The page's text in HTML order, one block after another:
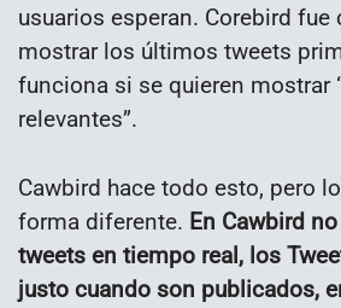
usuarios esperan. Corebird fue
mostrar los últimos tweets
funciona si se quieren mostrar
relevantes”.
Cawbird hace todo esto, pero
forma diferente. En Cawbird
tweets en tiempo real, los
justo cuando son publicados,